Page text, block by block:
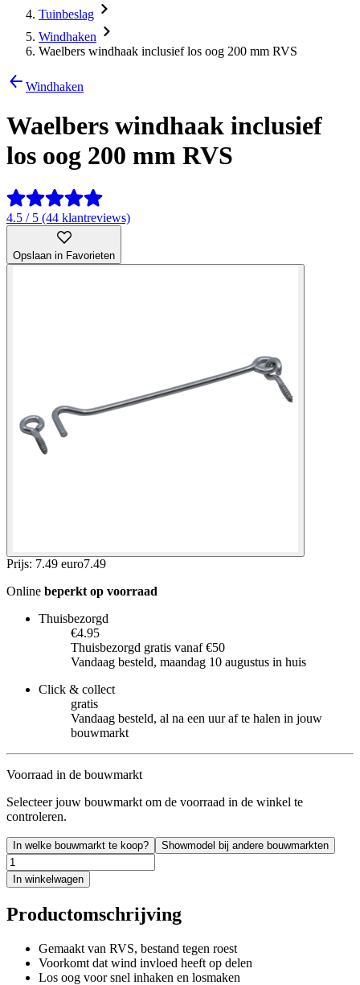
Tuinbeslag
Windhaken
Waelbers windhaak inclusief los oog 200 mm RVS
Windhaken
Waelbers windhaak inclusief
los oog 200 mm RVS
4.5 / 5 (44 klantreviews)
Opslaan in Favorieten
Prijs: 7.49 euro7.49
Online beperkt op voorraad
Thuisbezorgd
€4.95
Thuisbezorgd gratis vanaf €50
Vandaag besteld, maandag 10 augustus in huis
Click & collect
gratis
Vandaag besteld, al na een uur af te halen in jouw
bouwmarkt
Voorraad in de bouwmarkt
Selecteer jouw bouwmarkt om de voorraad in de winkel te
controleren.
In welke bouwmarkt te koop? Showmodel bij andere bouwmarkten
In winkelwagen
Productomschrijving
Gemaakt van RVS, bestand tegen roest
Voorkomt dat wind invloed heeft op delen
Los oog voor snel inhaken en losmaken